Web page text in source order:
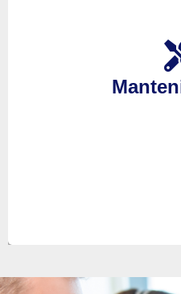
Es importante realizar
de sus equipos, por ello
ponemos a su